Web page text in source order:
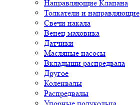
Направляющие Клапана
Толкатели и направляющие
Свечи накала
Венец маховика
Датчики
Масляные насосы
Вкладыши распредвала
Другое
Коленвалы
Распредвалы